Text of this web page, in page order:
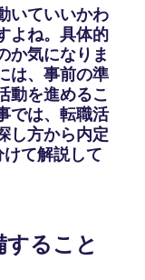
いていいかわ
よね。具体的
か気になりま
は、事前の準
動を進めるこ
では、転職活
し方から内定
けて解説して
ること